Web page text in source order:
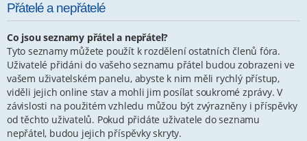
Přátelé a nepřátelé
Co jsou seznamy přátel a nepřátel?
Tyto seznamy můžete použít k rozdělení ostatních členů fóra.
Uživatelé přidáni do vašeho seznamu přátel budou zobrazeni ve
vašem uživatelském panelu, abyste k nim měli rychlý přístup,
viděli jejich online stav a mohli jim posílat soukromé zprávy. V
závislosti na použitém vzhledu můžou být zvýrazněny i příspěvky
od těchto uživatelů. Pokud přidáte uživatele do seznamu
nepřátel, budou jejich příspěvky skryty.